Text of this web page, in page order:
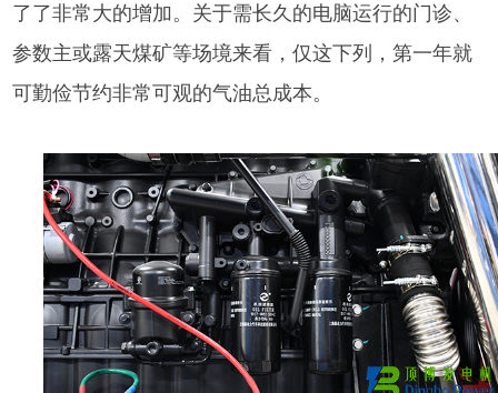
了了非常大的增加。关于需长久的电脑运行的门诊、
参数主或露天煤矿等场境来看，仅这下列，第一年就
可勤俭节约非常可观的气油总成本。